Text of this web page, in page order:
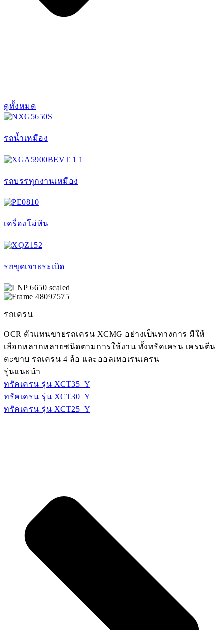
ดูทั้งหมด
รถน้ำเหมือง
รถบรรทุกงานเหมือง
เครื่องโม่หิน
รถขุดเจาะระเบิด
รถเครน
OCR ตัวแทนขายรถเครน XCMG อย่างเป็นทางการ มีให้
เลือกหลากหลายชนิดตามการใช้งาน ทั้งทรัคเครน เครนตีน
ตะขาบ รถเครน 4 ล้อ และออลเทอเรนเครน
รุ่นแนะนำ
ทรัคเครน รุ่น XCT35_Y
ทรัคเครน รุ่น XCT30_Y
ทรัคเครน รุ่น XCT25_Y